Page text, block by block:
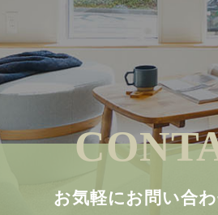
お気軽にお問い合